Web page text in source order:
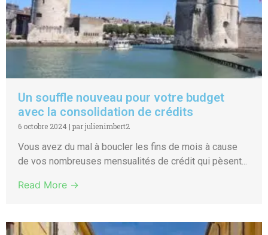
Un souffle nouveau pour votre budget
avec la consolidation de crédits
6 octobre 2024 | par julienimbert2
Vous avez du mal à boucler les fins de mois à cause
de vos nombreuses mensualités de crédit qui pèsent...
Read More →